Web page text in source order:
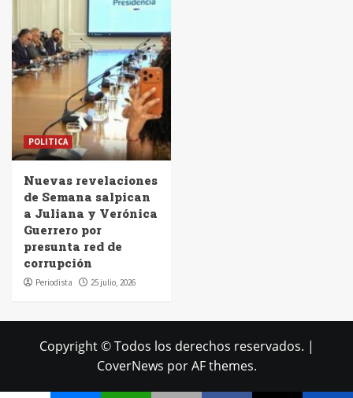
POLITICA
Nuevas revelaciones
de Semana salpican
a Juliana y Verónica
Guerrero por
presunta red de
corrupción
Periodista 25 julio, 2026
Copyright © Todos los derechos reservados. |
CoverNews por AF themes.